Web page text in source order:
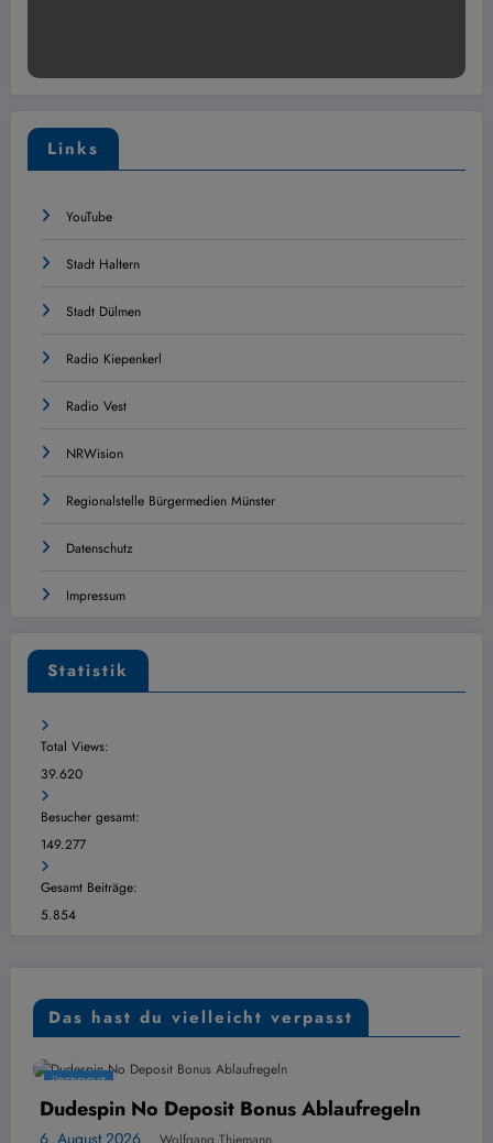
Links
YouTube
Stadt Haltern
Stadt Dülmen
Radio Kiepenkerl
Radio Vest
NRWision
Regionalstelle Bürgermedien Münster
Datenschutz
Impressum
Statistik
Total Views:
39.620
Besucher gesamt:
149.277
Gesamt Beiträge:
5.854
Das hast du vielleicht verpasst
No Deposit Bonus Ablaufregeln